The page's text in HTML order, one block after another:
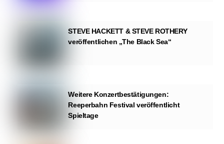
STEVE HACKETT & STEVE ROTHERY
veröffentlichen „The Black Sea“
Weitere Konzertbestätigungen:
Reeperbahn Festival veröffentlicht
Spieltage